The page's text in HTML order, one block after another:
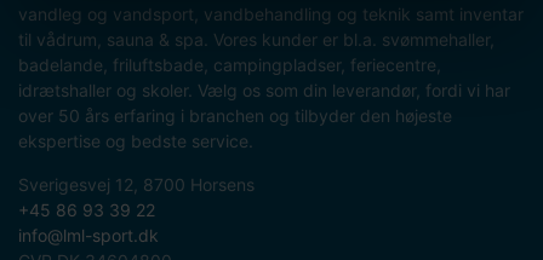
vandleg og vandsport, vandbehandling og teknik samt inventar
til vådrum, sauna & spa. Vores kunder er bl.a. svømmehaller,
badelande, friluftsbade, campingpladser, feriecentre,
idrætshaller og skoler. Vælg os som din leverandør, fordi vi har
over 50 års erfaring i branchen og tilbyder den højeste
ekspertise og bedste service.
Sverigesvej 12, 8700 Horsens
+45 86 93 39 22
info@lml-sport.dk